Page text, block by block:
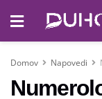
Domov Napovedi